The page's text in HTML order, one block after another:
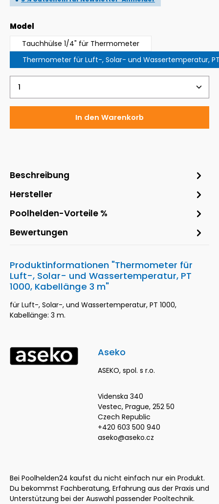
Model
Tauchhülse 1/4" für Thermometer
Thermometer für Luft-, Solar- und Wassertemperatur,
Produkt Anzahl: Gib den gewünschten Wert
In den Warenkorb
Beschreibung
Hersteller
Poolhelden-Vorteile %
Bewertungen
Produktinformationen "Thermometer für
Luft-, Solar- und Wassertemperatur, PT
1000, Kabellänge 3 m"
für Luft-, Solar-, und Wassertemperatur, PT 1000,
Kabellänge: 3 m.
Aseko
ASEKO, spol. s r.o.
Videnska 340
Vestec, Prague, 252 50
Czech Republic
+420 603 500 940
aseko@aseko.cz
Bei Poolhelden24 kaufst du nicht einfach nur ein Produkt.
Du bekommst Fachberatung, Erfahrung aus der Praxis und
Unterstützung bei der Auswahl passender Pooltechnik.